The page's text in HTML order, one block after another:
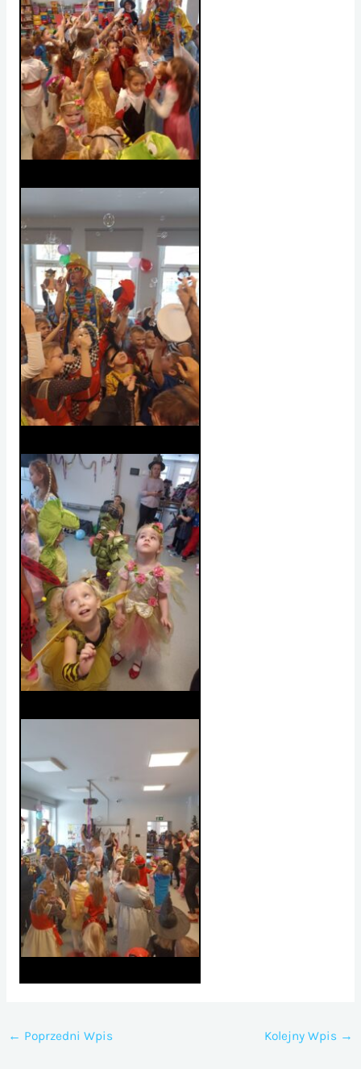
← Poprzedni Wpis Kolejny Wpis →